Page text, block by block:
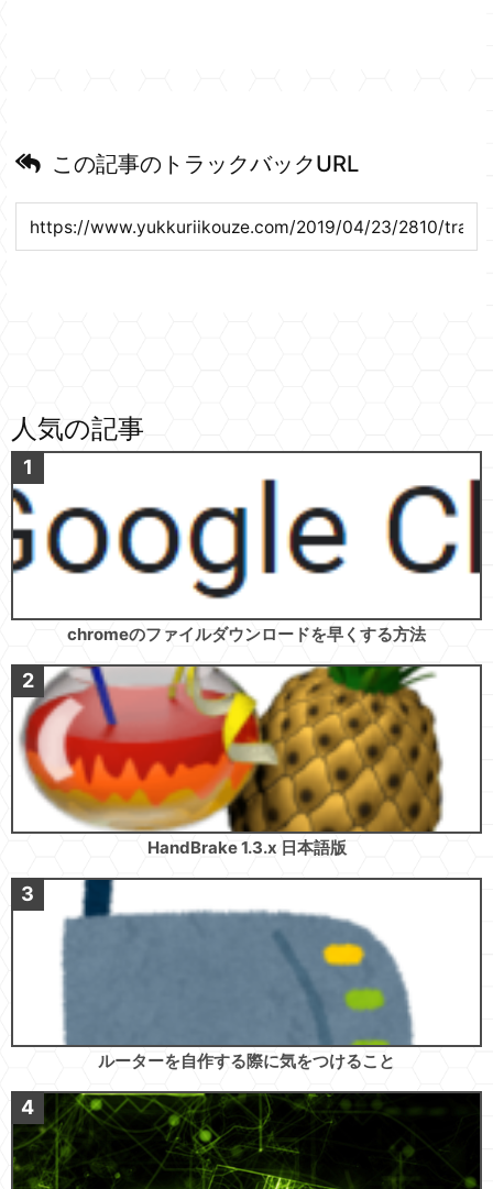
この記事のトラックバックURL
人気の記事
chromeのファイルダウンロードを早くする方法
HandBrake 1.3.x 日本語版
ルーターを自作する際に気をつけること